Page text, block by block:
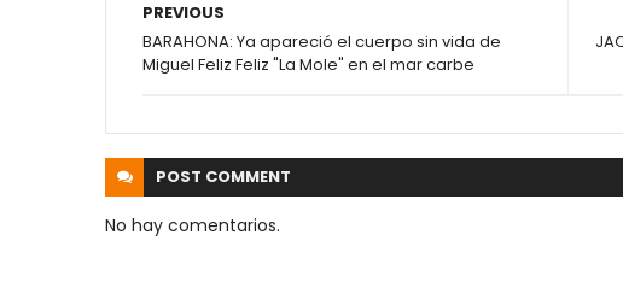
PREVIOUS
BARAHONA: Ya apareció el cuerpo sin vida de
Miguel Feliz Feliz "La Mole" en el mar carbe
POST COMMENT
No hay comentarios.